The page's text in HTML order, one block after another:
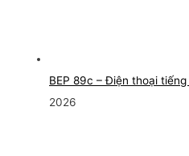
BEP 89c – Điện thoại
2026